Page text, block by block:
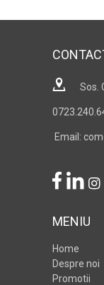
Sos.
Email:
MENIU
Home
Despre noi
Promotii